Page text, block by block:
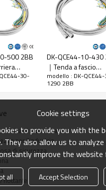
38 mm
44
1290 mm
30mm*30mm*L, L è la
30-6000 mm
≤15 ms
500 2BB
sicurezza
30-
DK-QCE44-10-430
｜Tenda a fascio
luminoso｜
modello : DK-
1290 2BB
di sicurezza
per l'industria
di sicurezza
flottante
Cookie settings
to provide you with the
They also allow us to
improve the website
all Accept Selection